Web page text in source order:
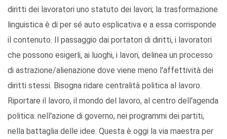
diritti dei lavoratori uno statuto dei lavori; la trasformazione
linguistica è di per sé auto esplicativa e a essa corrisponde
il contenuto. Il passaggio dai portatori di diritti, i lavoratori
che possono esigerli, ai luoghi, i lavori, delinea un processo
di astrazione/alienazione dove viene meno l'affettività dei
diritti stessi. Bisogna ridare centralità politica al lavoro.
Riportare il lavoro, il mondo del lavoro, al centro dell'agenda
politica: nell'azione di governo, nei programmi dei partiti,
nella battaglia delle idee. Questa è oggi la via maestra per